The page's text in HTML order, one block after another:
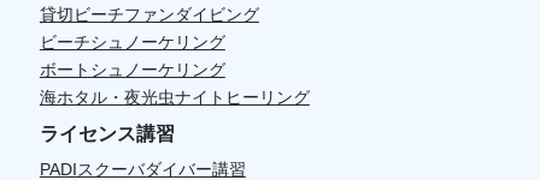
貸切ビーチファンダイビング
ビーチシュノーケリング
ボートシュノーケリング
海ホタル・夜光虫ナイトヒーリング
ライセンス講習
PADIスクーバダイバー講習